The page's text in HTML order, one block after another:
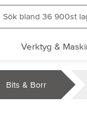
Verktyg &
Bits & Borr